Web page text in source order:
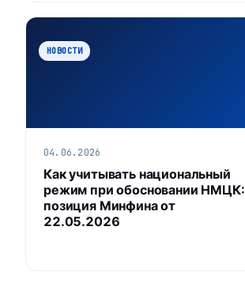
НОВОСТИ
04.06.2026
Как учитывать национальный
режим при обосновании НМЦК:
позиция Минфина от
22.05.2026